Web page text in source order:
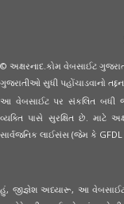
© અક્ષરનાદ.કોમ વેબસાઈટ
ગુજરાતીઓ સુધી પહોંચાડવાનો
આ વેબસાઈટ પર સંકલિત બધી જ
વ્યક્તિ પાસે સુરક્ષિત છે. માટે
સાર્વજનિક લાઈસંસ (જેમ કે
હું, જીજ્ઞેશ અધ્યારૂ, આ વેબસાઈટ